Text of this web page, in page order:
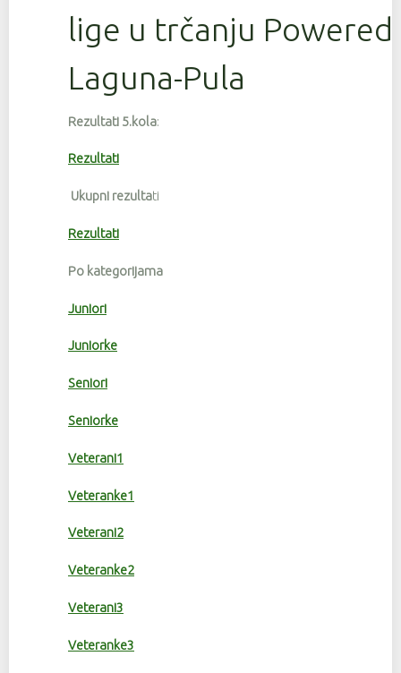
lige u trčanju Powered
Laguna-Pula
Rezultati 5.kola:
Rezultati
Ukupni rezultati
Rezultati
Po kategorijama
Juniori
Juniorke
Seniori
Seniorke
Veterani1
Veteranke1
Veterani2
Veteranke2
Veterani3
Veteranke3